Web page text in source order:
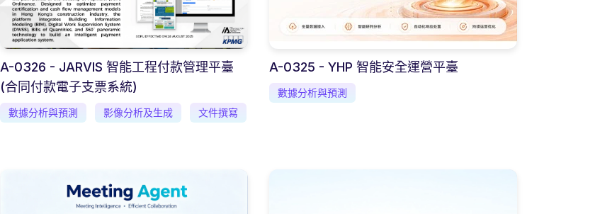
A-0326 - JARVIS 智能工程付款管理平臺
(合同付款電子支票系統)
數據分析與預測 影像分析及生成 文件撰寫
A-0325 - YHP 智能安全運營平臺
數據分析與預測